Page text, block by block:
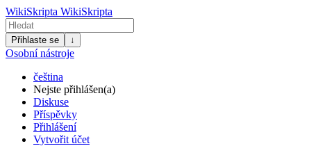
WikiSkripta WikiSkripta
Přihlaste se ↓
Osobní nástroje
čeština
Nejste přihlášen(a)
Diskuse
Příspěvky
Přihlášení
Vytvořit účet